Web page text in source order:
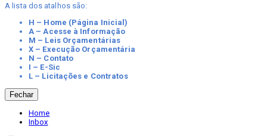
A lista dos atalhos são:
H – Home (Página Inicial)
A – Acesse à Informação
M – Leis Orçamentárias
X – Execução Orçamentária
N – Contato
I – E-Sic
L – Licitações e Contratos
Fechar
Home
Inbox